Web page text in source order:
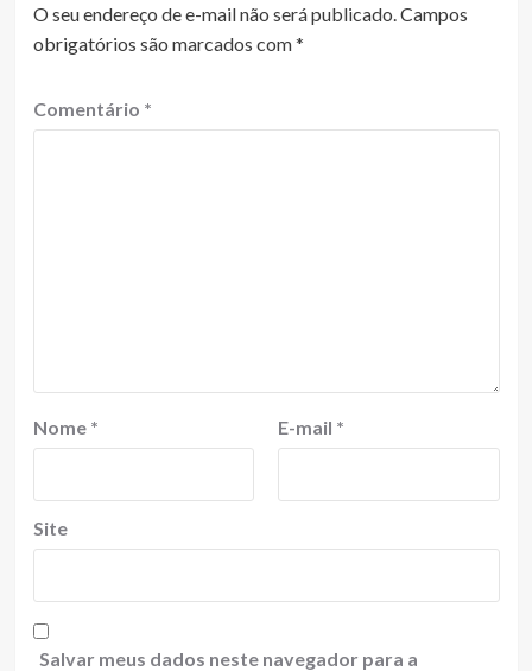
O seu endereço de e-mail não será publicado. Campos
obrigatórios são marcados com*
Comentário *
Nome * E-mail *
Site
Salvar meus dados neste navegador para a